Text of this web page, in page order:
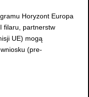
Horyzont Europa
filaru, partnerstw
UE) mogą
(pre-